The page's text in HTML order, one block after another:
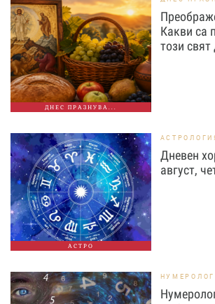
ДНЕС ПРАЗНУВА...
Какви са
този свят
АСТРО
Дневен
август,